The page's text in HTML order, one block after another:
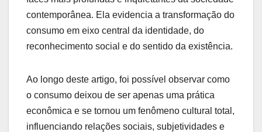
contemporânea. Ela evidencia a transformação do
consumo em eixo central da identidade, do
reconhecimento social e do sentido da existência.
Ao longo deste artigo, foi possível observar como
o consumo deixou de ser apenas uma prática
econômica e se tornou um fenômeno cultural total,
influenciando relações sociais, subjetividades e